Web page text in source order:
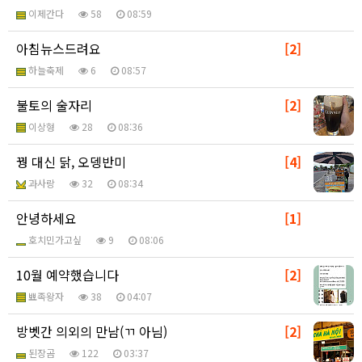
이제간다 58 08:59
[2]
아침뉴스드려요
하늘축제 6 08:57
[2]
불토의 술자리
이상형 28 08:36
[4]
꿩 대신 닭, 오뎅반미
과사랑 32 08:34
[1]
안녕하세요
호치민가고싶 9 08:06
[2]
10월 예약했습니다
뾰족왕자 38 04:07
[2]
방벳간 의외의 만남(ㄲ 아님)
된장곰 122 03:37